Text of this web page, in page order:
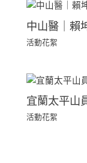
中山醫｜賴
活動花絮
宜蘭太平山
活動花絮